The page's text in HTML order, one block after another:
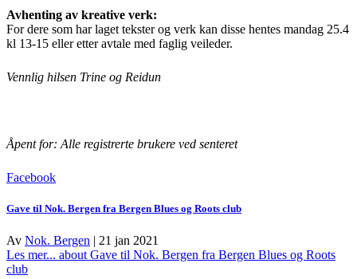
Avhenting av kreative verk:
For dere som har laget tekster og verk kan disse hentes mandag 25.4
kl 13-15 eller etter avtale med faglig veileder.
Vennlig hilsen Trine og Reidun
Åpent for: Alle registrerte brukere ved senteret
Facebook
Gave til Nok. Bergen fra Bergen Blues og Roots club
Av Nok. Bergen | 21 jan 2021
Les mer... about Gave til Nok. Bergen fra Bergen Blues og Roots
club